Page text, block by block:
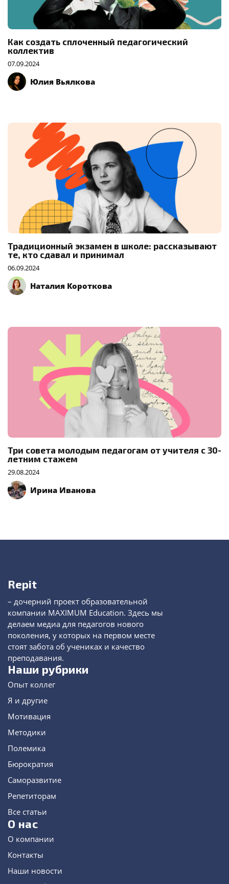
Как создать сплоченный педагогический
коллектив
07.09.2024
Юлия Вьялкова
Традиционный экзамен в школе: рассказывают
те, кто сдавал и принимал
06.09.2024
Наталия Короткова
Три совета молодым педагогам от учителя с 30-
летним стажем
29.08.2024
Ирина Иванова
Repit
– дочерний проект образовательной
компании MAXIMUM Education. Здесь мы
делаем медиа для педагогов нового
поколения, у которых на первом месте
стоят забота об учениках и качество
преподавания.
Наши рубрики
Опыт коллег
Я и другие
Мотивация
Методики
Полемика
Бюрократия
Саморазвитие
Репетиторам
Все статьи
О нас
О компании
Контакты
Наши новости